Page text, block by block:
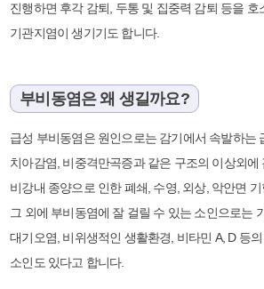
진행하면 후각 감퇴, 두통 및 집중력 감퇴 등을
기관지염이 생기기도 합니다.
부비동염은 왜 생길까요?
급성 부비동염은 원인으로는 감기에서 속발하는
치아감염, 비중격만곡증과 같은 구조의 이상외에
비강내 종양으로 인한 폐쇄, 수영, 외상, 악안면
그 외에 부비동염에 잘 걸릴 수 있는 소인으로는
대기오염, 비위생적인 생활환경, 비타민 A, D 등
소인도 있다고 합니다.